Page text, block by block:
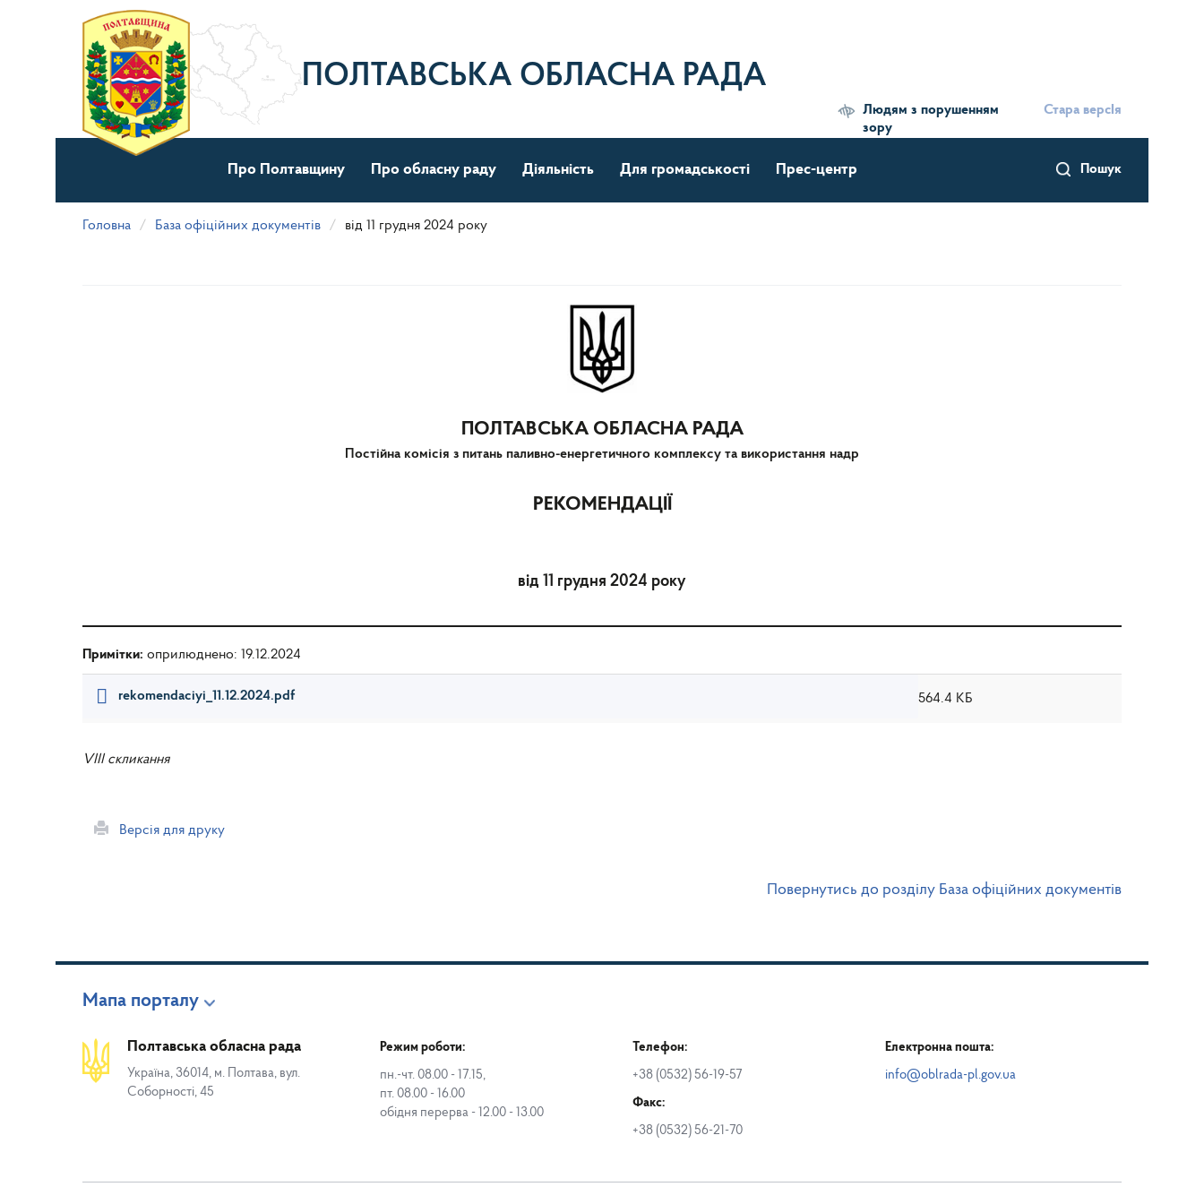
матеріалу
ПОЛТАВСЬКА ОБЛАСНА РАДА
Людям з порушенням
зору
Стара версІя
Пошук
Про Полтавщину Про обласну раду Діяльність Для громадськості Прес-центр
Головна База офіційних документів від 11 грудня 2024 року
ПОЛТАВСЬКА ОБЛАСНА РАДА
Постійна комісія з питань паливно-енергетичного комплексу та використання надр
РЕКОМЕНДАЦІЇ
від 11 грудня 2024 року
Примітки: оприлюднено: 19.12.2024
rekomendaciyi_11.12.2024.pdf 564.4 КБ
VIII скликання
Версія для друку
Повернутись до розділу База офіційних документів
Мапа порталу
Полтавська обласна рада
Україна, 36014, м. Полтава, вул.
Соборності, 45
Режим роботи:
пн.-чт. 08.00 - 17.15,
пт. 08.00 - 16.00
обідня перерва - 12.00 - 13.00
Телефон:
+38 (0532) 56-19-57
Факс:
+38 (0532) 56-21-70
Електронна пошта:
info@oblrada-pl.gov.ua